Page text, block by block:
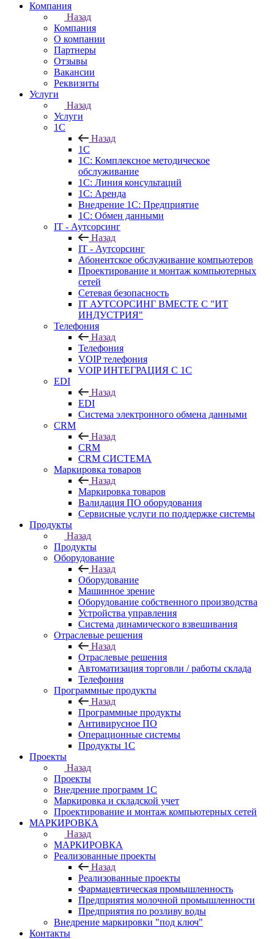
Компания
Назад
Компания
О компании
Партнеры
Отзывы
Вакансии
Реквизиты
Услуги
Назад
Услуги
1С
Назад
1С
1С: Комплексное методическое
обслуживание
1С: Линия консультаций
1С: Аренда
Внедрение 1С: Предприятие
1С: Обмен данными
IT - Аутсорсинг
Назад
IT - Аутсорсинг
Абонентское обслуживание компьютеров
Проектирование и монтаж компьютерных
сетей
Сетевая безопасность
IT АУТСОРСИНГ ВМЕСТЕ С "ИТ
ИНДУСТРИЯ"
Телефония
Назад
Телефония
VOIP телефония
VOIP ИНТЕГРАЦИЯ С 1С
EDI
Назад
EDI
Система электронного обмена данными
CRM
Назад
CRM
CRM СИСТЕМА
Маркировка товаров
Назад
Маркировка товаров
Валидация ПО оборудования
Сервисные услуги по поддержке системы
Продукты
Назад
Продукты
Оборудование
Назад
Оборудование
Машинное зрение
Оборудование собственного производства
Устройства управления
Система динамического взвешивания
Отраслевые решения
Назад
Отраслевые решения
Автоматизация торговли / работы склада
Телефония
Программные продукты
Назад
Программные продукты
Антивирусное ПО
Операционные системы
Продукты 1C
Проекты
Назад
Проекты
Внедрение программ 1С
Маркировка и складской учет
Проектирование и монтаж компьютерных сетей
МАРКИРОВКА
Назад
МАРКИРОВКА
Реализованные проекты
Назад
Реализованные проекты
Фармацевтическая промышленность
Предприятия молочной промышленности
Предприятия по розливу воды
Внедрение маркировки "под ключ"
Контакты